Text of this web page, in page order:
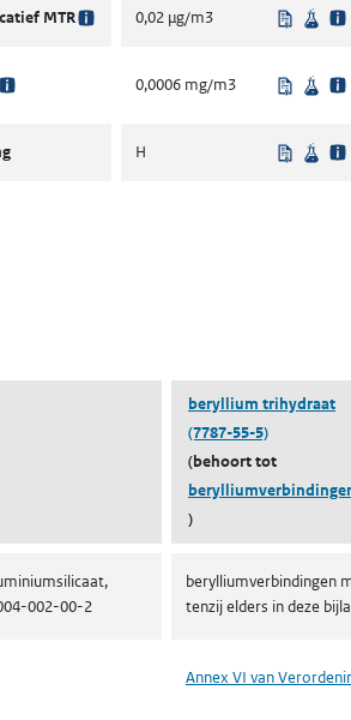
MTR 0,02 µg/m3 Uit
0,0006 mg/m3 Uit
H Uit
beryllium trihydraat
(7787-55-5)
(behoort tot
)
002-00-2
berylliumverbindingen
tenzij elders in deze
Annex VI van